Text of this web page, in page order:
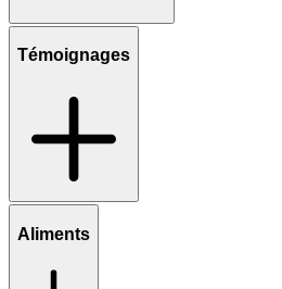
Témoignages
Aliments